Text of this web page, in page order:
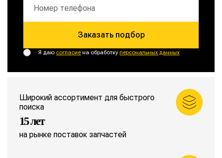
Заказать подбор
Я даю согласие на обработкуперсональных данных
Широкий ассортимент для быстрого
поиска
15 лет
на рынке поставок запчастей